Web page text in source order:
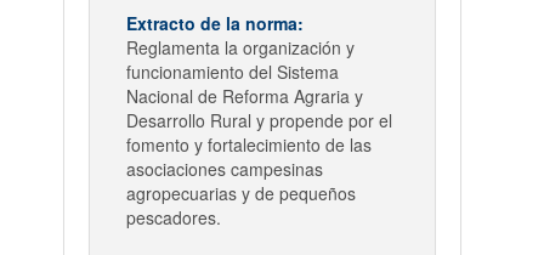
Extracto de la norma:
Reglamenta la organización y
funcionamiento del Sistema
Nacional de Reforma Agraria y
Desarrollo Rural y propende por el
fomento y fortalecimiento de las
asociaciones campesinas
agropecuarias y de pequeños
pescadores.